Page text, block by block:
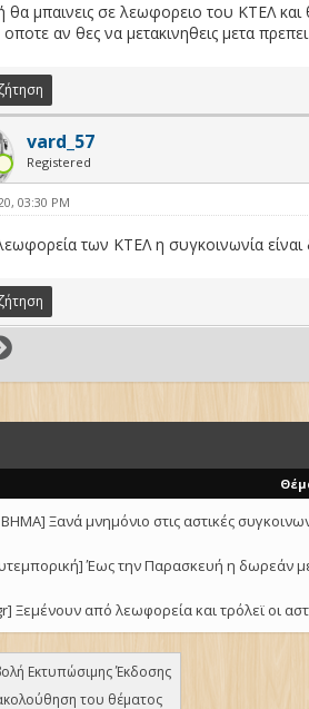
θα μπαινεις σε λεωφορειο του ΚΤΕΛ και
αν θες να μετακινηθεις μετα
vard_57
Registered
03:30 PM
των ΚΤΕΛ η συγκοινωνία
Ξανά μνημόνιο στις αστικές
Έως την Παρασκευή η δωρεάν
Ξεμένουν από λεωφορεία και τρόλεϊ οι
Εκτυπώσιμης Έκδοσης
του θέματος